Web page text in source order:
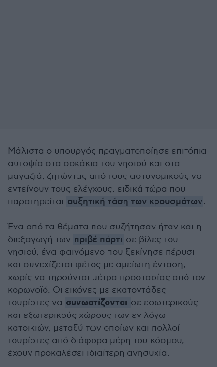
Μάλιστα ο υπουργός πραγματοποίησε επιτόπια
αυτοψία στα σοκάκια του νησιού και στα
μαγαζιά, ζητώντας από τους αστυνομικούς να
εντείνουν τους ελέγχους, ειδικά τώρα που
παρατηρείται αυξητική τάση των κρουσμάτων.
Ένα από τα θέματα που συζήτησαν ήταν και η
διεξαγωγή των πριβέ πάρτι σε βίλες του
νησιού, ένα φαινόμενο που ξεκίνησε πέρυσι
και συνεχίζεται φέτος με αμείωτη ένταση,
χωρίς να τηρούνται μέτρα προστασίας από τον
κορωνοϊό. Οι εικόνες με εκατοντάδες
τουρίστες να συνωστίζονται σε εσωτερικούς
και εξωτερικούς χώρους των εν λόγω
κατοικιών, μεταξύ των οποίων και πολλοί
τουρίστες από διάφορα μέρη του κόσμου,
έχουν προκαλέσει ιδιαίτερη ανησυχία.